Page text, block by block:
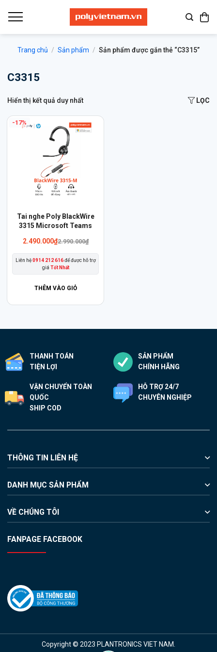
qua
Trang chủ / Sản phẩm / Sản phẩm được gắn thẻ “C3315”
C3315
Hiển thị kết quả duy nhất LỌC
-17%
Tai nghe Poly BlackWire
3315 Microsoft Teams
2.490.000₫2.990.000₫
Liên hệ0914 212 616để được hỗ trợ
giá Tốt Nhất
THÊM VÀO GIỎ
Sản
phẩm
nhiều
biến
được
chọn
trang
sản
THANH TOÁN
TIỆN LỢI
SẢN PHẨM
CHÍNH HÃNG
VẬN CHUYỂN TOÀN
QUỐC
SHIP COD
HỖ TRỢ 24/7
CHUYÊN NGHIỆP
THÔNG TIN LIÊN HỆ
DANH MỤC SẢN PHẨM
VỀ CHÚNG TÔI
FANPAGE FACEBOOK
Copyright © 2023 PLANTRONICS VIET NAM.